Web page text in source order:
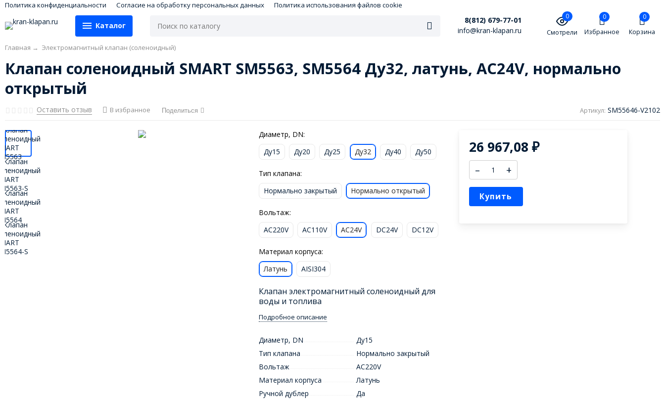
Политика конфиденциальности Согласие на обработку персональных данных Политика использования файлов cookie
Каталог
8(812) 679-77-01
info@kran-klapan.ru
0
Смотрели
0
Избранное
0
Корзина
Главная → Электромагнитный клапан (соленоидный)
Клапан соленоидный SMART SM5563, SM5564 Ду32, латунь, AC24V, нормально
открытый
Оставить отзыв В избранное Поделиться Артикул: SM55646-V2102
Диаметр, DN:
Ду15
Ду20 Ду25 Ду32 Ду40 Ду50
Тип клапана:
Нормально закрытый
Нормально открытый
Вольтаж:
AC220V
AC110V AC24V DC24V DC12V
Материал корпуса:
Латунь
AISI304
Клапан электромагнитный соленоидный для
воды и топлива
Подробное описание
Диаметр, DN
Ду15
Тип клапана
Нормально закрытый
Вольтаж
AC220V
Материал корпуса
Латунь
Ручной дублер
Да
26 967,08 ₽
– +
Купить